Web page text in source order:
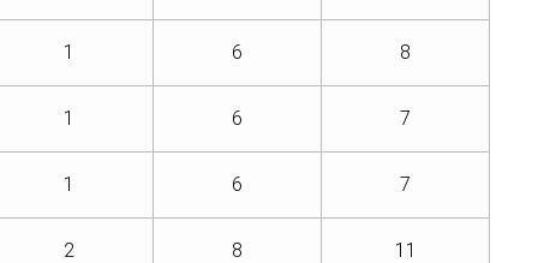
1 6 8
1 6 7
1 6 7
2 8 11